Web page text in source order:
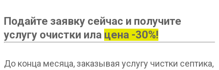
Подайте заявку сейчас и получите
услугу очистки ила цена -30%!
До конца месяца, заказывая услугу чистки септика,